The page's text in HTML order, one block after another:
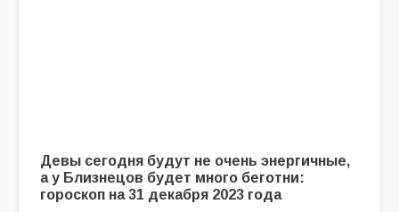
Девы сегодня будут не очень энергичные,
а у Близнецов будет много беготни:
гороскоп на 31 декабря 2023 года